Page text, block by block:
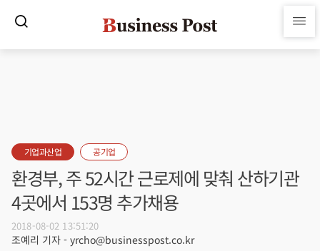
기업과산업 공기업
환경부, 주 52시간 근로제에 맞춰 산하기관
4곳에서 153명 추가채용
2018-08-02 13:51:20
조예리 기자 - yrcho@businesspost.co.kr